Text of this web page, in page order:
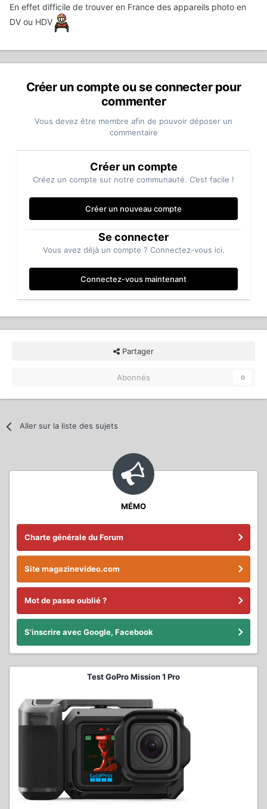
En effet difficile de trouver en France des appareils photo en
DV ou HDV
Créer un compte ou se connecter pour
commenter
Vous devez être membre afin de pouvoir déposer un
commentaire
Créer un compte
Créez un compte sur notre communauté. C’est facile !
Créer un nouveau compte
Se connecter
Vous avez déjà un compte ? Connectez-vous ici.
Connectez-vous maintenant
Partager
Abonnés 0
Aller sur la liste des sujets
MÉMO
Charte générale du Forum
Site magazinevideo.com
Mot de passe oublié ?
S'inscrire avec Google, Facebook
Test GoPro Mission 1 Pro